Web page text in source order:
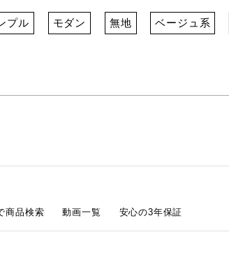
プル モダン 無地 ベージュ系
商品検索 動画一覧 安心の3年保証